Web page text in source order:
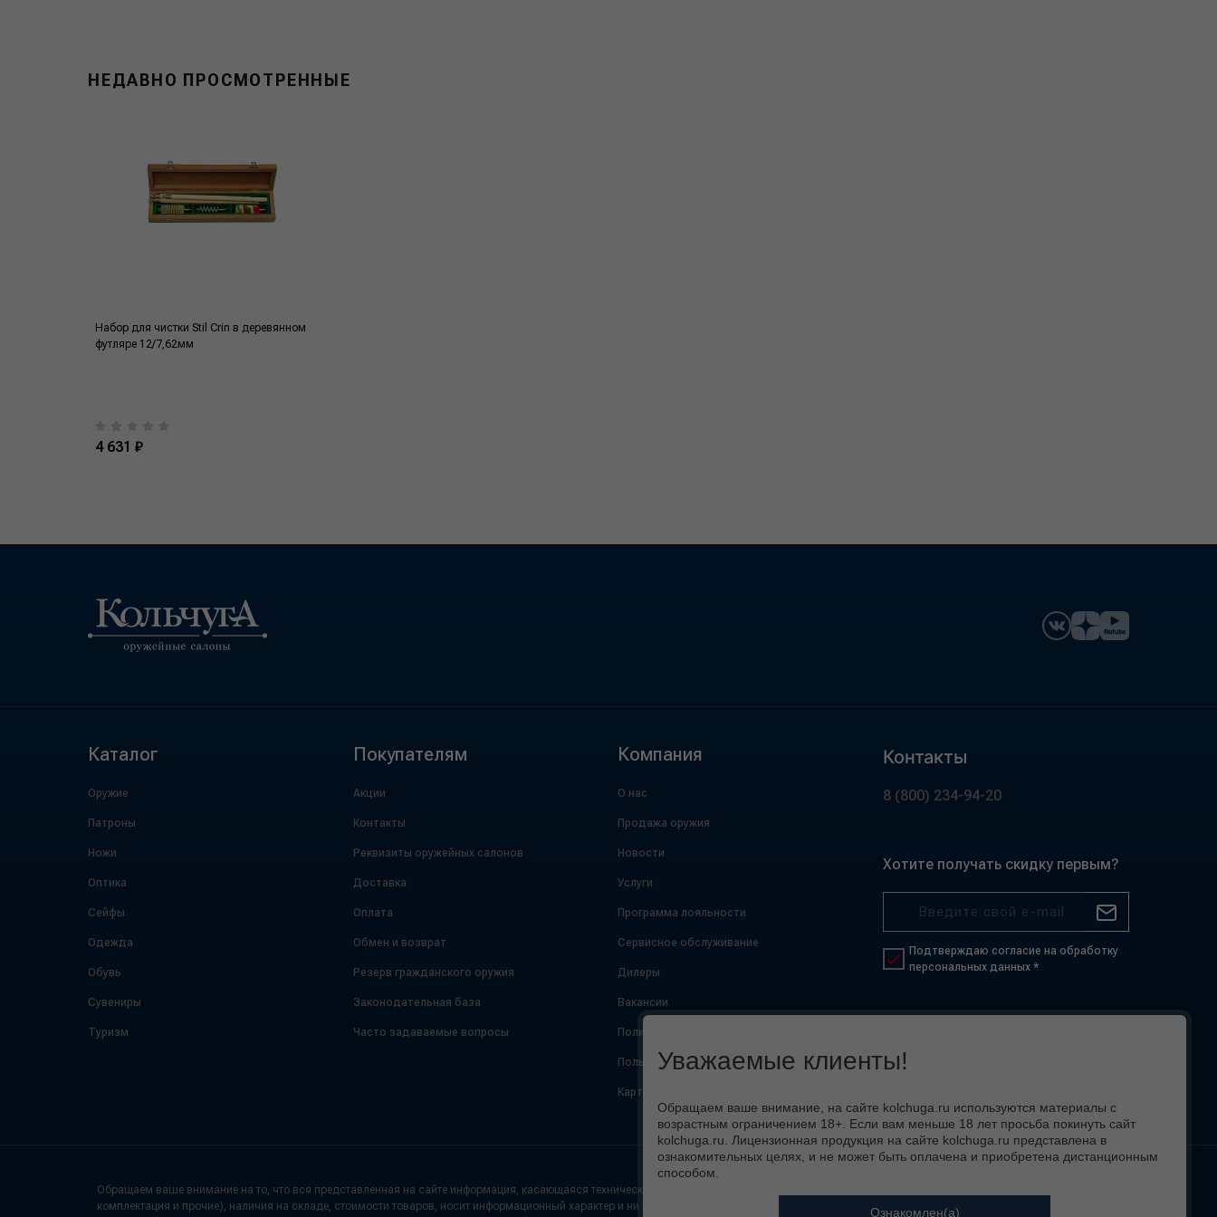
НЕДАВНО ПРОСМОТРЕННЫЕ
Набор для чистки Stil Crin в деревянном
футляре 12/7,62мм
4 631 ₽
Каталог
Оружие
Патроны
Ножи
Оптика
Сейфы
Одежда
Обувь
Сувениры
Туризм
Покупателям
Акции
Контакты
Реквизиты оружейных салонов
Доставка
Оплата
Обмен и возврат
Резерв гражданского оружия
Законодательная база
Часто задаваемые вопросы
Компания
О нас
Продажа оружия
Новости
Услуги
Программа лояльности
Сервисное обслуживание
Дилеры
Вакансии
Политика конфиденциальности
Пользовательское соглашение
Карта сайта
Контакты
8 (800) 234-94-20
Хотите получать скидку первым?
Подтверждаю согласие на обработку
персональных данных *
Обращаем ваше внимание на то, что вся представленная на сайте информация, касающаяся технических характеристик (цвет, внешний вид,
комплектация и прочие), наличия на складе, стоимости товаров, носит информационный характер и ни при каких условиях не является
Уважаемые клиенты!
Обращаем ваше внимание, на сайте kolchuga.ru используются материалы с
возрастным ограничением 18+. Если вам меньше 18 лет просьба покинуть сайт
kolchuga.ru. Лицензионная продукция на сайте kolchuga.ru представлена в
ознакомительных целях, и не может быть оплачена и приобретена дистанционным
способом.
Ознакомлен(а)